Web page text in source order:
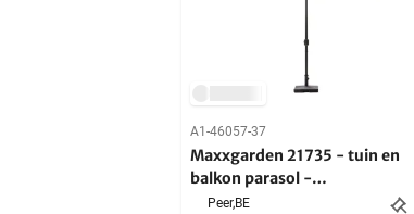
A1-46057-37
Maxxgarden 21735 - tuin en
balkon parasol -
opdraaisysteem - 150 x 250
Peer,BE